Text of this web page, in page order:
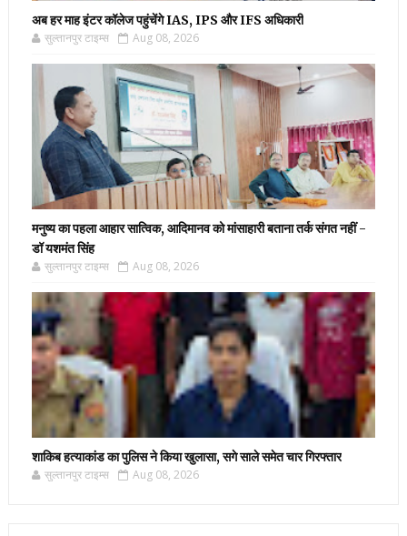
अब हर माह इंटर कॉलेज पहुंचेंगे IAS, IPS और IFS अधिकारी
सुल्तानपुर टाइम्स Aug 08, 2026
मनुष्य का पहला आहार सात्विक, आदिमानव को मांसाहारी बताना तर्क संगत नहीं -
डॉ यशमंत सिंह
सुल्तानपुर टाइम्स Aug 08, 2026
शाकिब हत्याकांड का पुलिस ने किया खुलासा, सगे साले समेत चार गिरफ्तार
सुल्तानपुर टाइम्स Aug 08, 2026